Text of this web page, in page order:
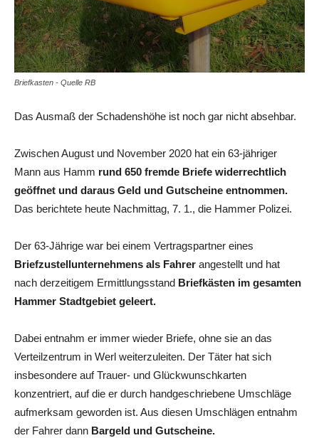
Briefkasten - Quelle RB
Das Ausmaß der Schadenshöhe ist noch gar nicht absehbar.
Zwischen August und November 2020 hat ein 63-jähriger
Mann aus Hamm rund 650 fremde Briefe widerrechtlich
geöffnet und daraus Geld und Gutscheine entnommen.
Das berichtete heute Nachmittag, 7. 1., die Hammer Polizei.
Der 63-Jährige war bei einem Vertragspartner eines
Briefzustellunternehmens als Fahrer angestellt und hat
nach derzeitigem Ermittlungsstand Briefkästen im gesamten
Hammer Stadtgebiet geleert.
Dabei entnahm er immer wieder Briefe, ohne sie an das
Verteilzentrum in Werl weiterzuleiten. Der Täter hat sich
insbesondere auf Trauer- und Glückwunschkarten
konzentriert, auf die er durch handgeschriebene Umschläge
aufmerksam geworden ist. Aus diesen Umschlägen entnahm
der Fahrer dann Bargeld und Gutscheine.